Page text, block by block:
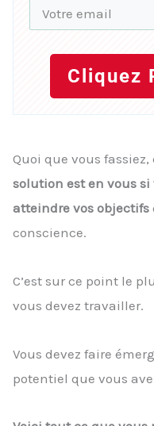
Cliquez
Quoi que vous
solution est en vous
atteindre vos objectifs
conscience.
C’est sur ce point le
vous devez travailler.
Vous devez faire
potentiel que vous